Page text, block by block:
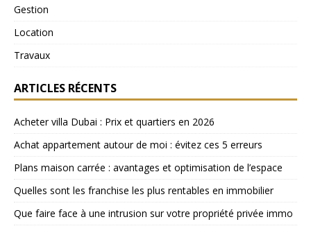
Gestion
Location
Travaux
ARTICLES RÉCENTS
Acheter villa Dubai : Prix et quartiers en 2026
Achat appartement autour de moi : évitez ces 5 erreurs
Plans maison carrée : avantages et optimisation de l’espace
Quelles sont les franchise les plus rentables en immobilier
Que faire face à une intrusion sur votre propriété privée immo